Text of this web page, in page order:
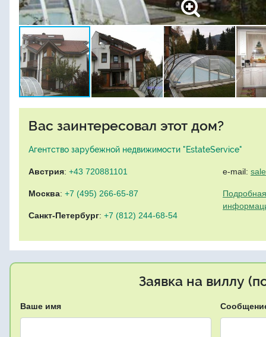
Вас заинтересовал этот дом?
Агентство зарубежной недвижимости "EstateService"
Австрия: +43 720881101
Москва: +7 (495) 266-65-87
Санкт-Петербург: +7 (812) 244-68-54
e-mail:
Заявка на виллу
Ваше имя